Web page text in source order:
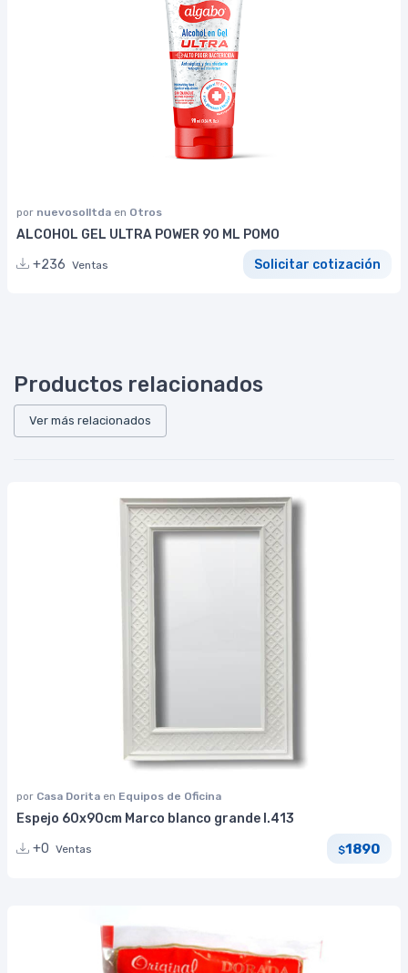
por nuevosolltda en Otros
ALCOHOL GEL ULTRA POWER 90 ML POMO
+236 Ventas Solicitar cotización
Productos relacionados
Ver más relacionados
por Casa Dorita en Equipos de Oficina
Espejo 60x90cm Marco blanco grande I.413
+0 Ventas $1890